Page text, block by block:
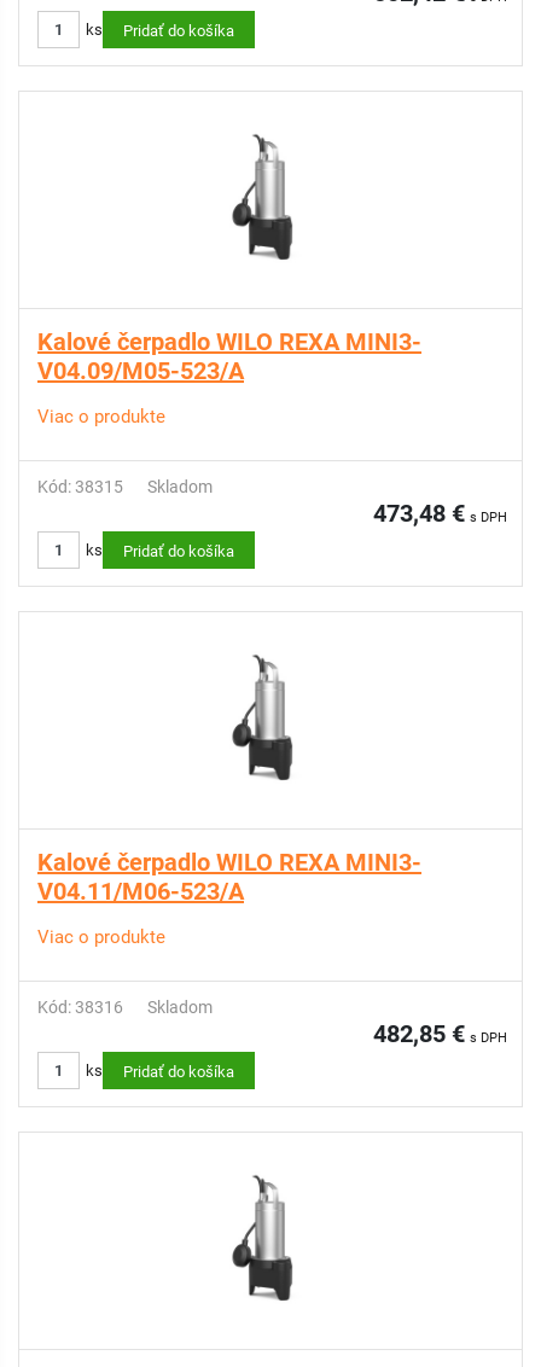
ks Pridať do košíka
Kalové čerpadlo WILO REXA MINI3-
V04.09/M05-523/A
Viac o produkte
Kód: 38315 Skladom
473,48 € s DPH
ks Pridať do košíka
Kalové čerpadlo WILO REXA MINI3-
V04.11/M06-523/A
Viac o produkte
Kód: 38316 Skladom
482,85 € s DPH
ks Pridať do košíka